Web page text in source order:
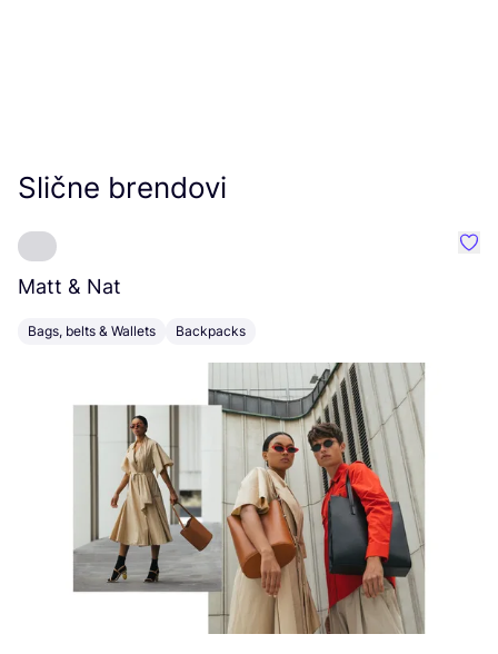
Slične brendovi
Matt & Nat
Bags, belts & Wallets Backpacks